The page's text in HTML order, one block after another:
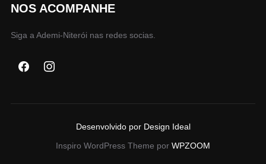
NOS ACOMPANHE
Siga a Ademi-Niterói nas redes socias.
Desenvolvido por Design Ideal
Inspiro WordPress Theme por WPZOOM